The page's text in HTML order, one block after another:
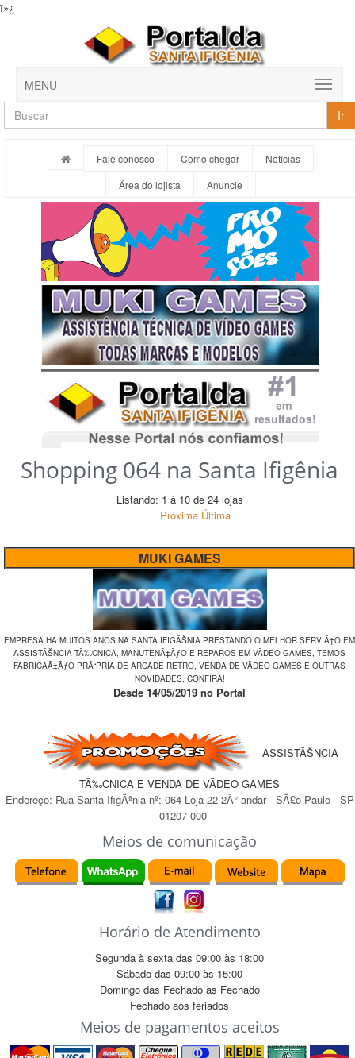
ï»¿
MENU
Ir
Fale conosco Como chegar
Notícias
Área do lojista
Anuncie
Shopping 064 na Santa Ifigênia
Listando: 1 à 10 de 24 lojas
Próxima Última
MUKI GAMES
EMPRESA HA MUITOS ANOS NA SANTA IFIGÃŠNIA PRESTANDO O MELHOR SERVIÃ‡O EM
ASSISTÃŠNCIA TÃ‰CNICA, MANUTENÃ‡ÃƒO E REPAROS EM VÃDEO GAMES, TEMOS
FABRICAÃ‡ÃƒO PRÃ“PRIA DE ARCADE RETRO, VENDA DE VÃDEO GAMES E OUTRAS
NOVIDADES, CONFIRA!
Desde 14/05/2019 no Portal
ASSISTÃŠNCIA
TÃ‰CNICA E VENDA DE VÃDEO GAMES
Endereço: Rua Santa IfigÃªnianº: 064 Loja 22 2Â° andar- SÃ£o Paulo- SP
- 01207-000
Meios de comunicação
Horário de Atendimento
Segunda à sexta das 09:00 às 18:00
Sábado das 09:00 às 15:00
Domingo das Fechadoàs Fechado
Fechado aos feriados
Meios de pagamentos aceitos